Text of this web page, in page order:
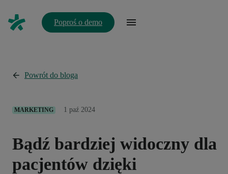
Poproś o demo
Powrót do bloga
MARKETING 1 paź 2024
Bądź bardziej widoczny dla
pacjentów dzięki